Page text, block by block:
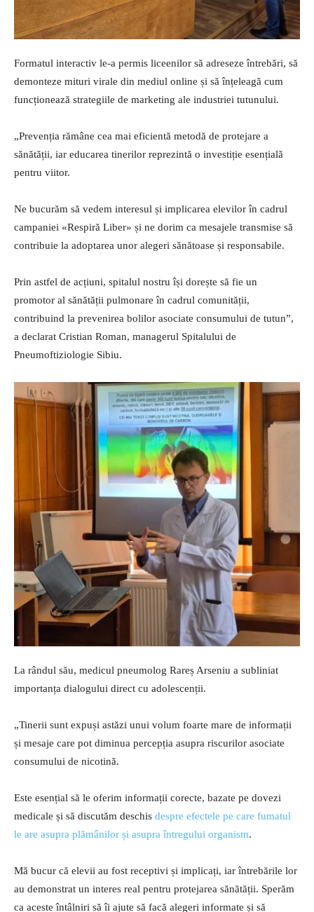
Formatul interactiv le-a permis liceenilor să adreseze întrebări, să
demonteze mituri virale din mediul online și să înțeleagă cum
funcționează strategiile de marketing ale industriei tutunului.
„Prevenția rămâne cea mai eficientă metodă de protejare a
sănătății, iar educarea tinerilor reprezintă o investiție esențială
pentru viitor.
Ne bucurăm să vedem interesul și implicarea elevilor în cadrul
campaniei «Respiră Liber» și ne dorim ca mesajele transmise să
contribuie la adoptarea unor alegeri sănătoase și responsabile.
Prin astfel de acțiuni, spitalul nostru își dorește să fie un
promotor al sănătății pulmonare în cadrul comunității,
contribuind la prevenirea bolilor asociate consumului de tutun”,
a declarat Cristian Roman, managerul Spitalului de
Pneumoftiziologie Sibiu.
La rândul său, medicul pneumolog Rareș Arseniu a subliniat
importanța dialogului direct cu adolescenții.
„Tinerii sunt expuși astăzi unui volum foarte mare de informații
și mesaje care pot diminua percepția asupra riscurilor asociate
consumului de nicotină.
Este esențial să le oferim informații corecte, bazate pe dovezi
medicale și să discutăm deschis despre efectele pe care fumatul
le are asupra plămânilor și asupra întregului organism.
Mă bucur că elevii au fost receptivi și implicați, iar întrebările lor
au demonstrat un interes real pentru protejarea sănătății. Sperăm
ca aceste întâlniri să îi ajute să facă alegeri informate și să